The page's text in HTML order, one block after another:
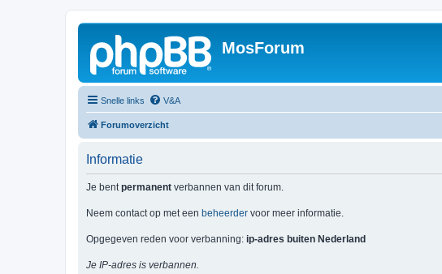
MosForum
Snelle links V&A
Forumoverzicht
Informatie
Je bentpermanent verbannen van dit forum.
Neem contact op met een beheerder voor meer informatie.
Opgegeven reden voor verbanning: ip-adres buiten Nederland
Je IP-adres is verbannen.